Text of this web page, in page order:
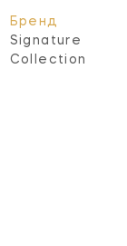
Бренд
Signature
Collection